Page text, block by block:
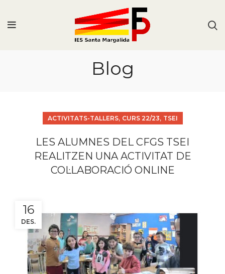
Blog
ACTIVITATS-TALLERS, CURS 22/23, TSEI
LES ALUMNES DEL CFGS TSEI
REALITZEN UNA ACTIVITAT DE
COL·LABORACIÓ ONLINE
16
DES.